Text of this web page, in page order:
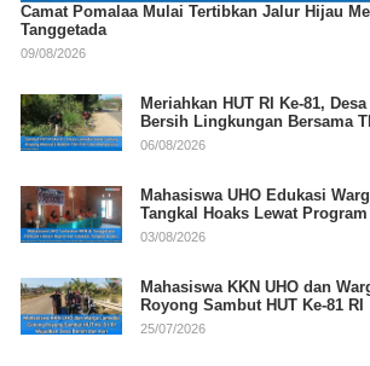
Camat Pomalaa Mulai Tertibkan Jalur Hijau
Tanggetada
09/08/2026
Meriahkan HUT RI Ke-81,
Bersih Lingkungan Bersama
06/08/2026
Mahasiswa UHO Edukasi
Tangkal Hoaks Lewat
03/08/2026
Mahasiswa KKN UHO dan
Royong Sambut HUT Ke-81 RI
25/07/2026